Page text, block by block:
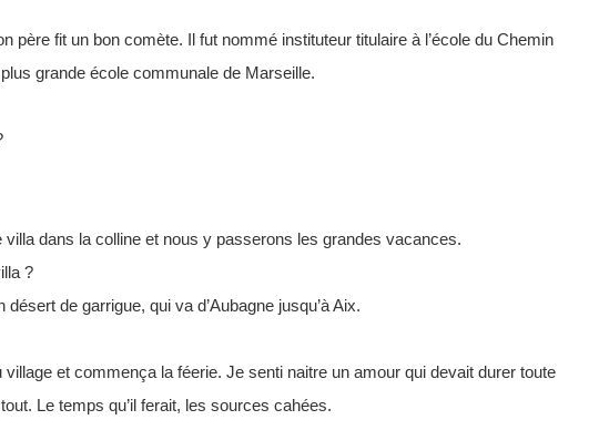
père fit un bon comète. Il fut nommé instituteur titulaire à l’école du Chemin
grande école communale de Marseille.
villa dans la colline et nous y passerons les grandes vacances.
?
désert de garrigue, qui va d’Aubagne jusqu’à Aix.
et commença la féerie. Je senti naitre un amour qui devait durer toute
Le temps qu’il ferait, les sources cahées.